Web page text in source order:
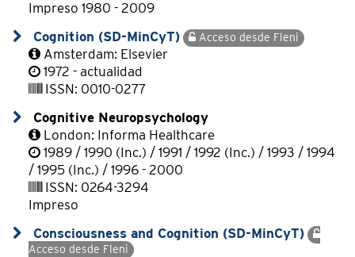
Impreso 1980 - 2009
Cognition (SD-MinCyT)
Acceso desde Fleni
Amsterdam: Elsevier
1972 - actualidad
ISSN: 0010-0277
Cognitive Neuropsychology
London: Informa Healthcare
1989 / 1990 (Inc.) / 1991 / 1992 (Inc.) / 1993 / 1994
/ 1995 (Inc.) / 1996 - 2000
ISSN: 0264-3294
Impreso
Consciousness and Cognition (SD-MinCyT)
Acceso desde Fleni